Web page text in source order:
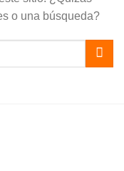
o una búsqueda?